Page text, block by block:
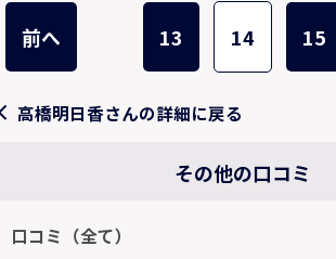
前へ 13 14 15
高橋明日香さんの詳細に戻る
その他の口コミ
口コミ（全て）